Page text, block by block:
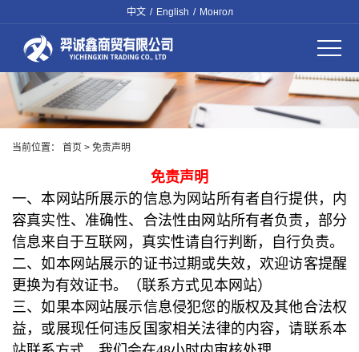
中文 / English / Монгол
当前位置： 首页 > 免责声明
免责声明
一、本网站所展示的信息为网站所有者自行提供，内
容真实性、准确性、合法性由网站所有者负责，部分
信息来自于互联网，真实性请自行判断，自行负责。
二、如本网站展示的证书过期或失效，欢迎访客提醒
更换为有效证书。（联系方式见本网站）
三、如果本网站展示信息侵犯您的版权及其他合法权
益，或展现任何违反国家相关法律的内容，请联系本